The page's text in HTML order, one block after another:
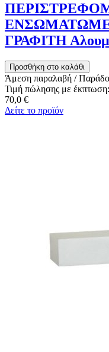
ΓΡΑΦΙΤΗ
Άμεση παραλαβή /
Τιμή πώλησης με έκπτωση:
70,0 €
Δείτε το προϊόν